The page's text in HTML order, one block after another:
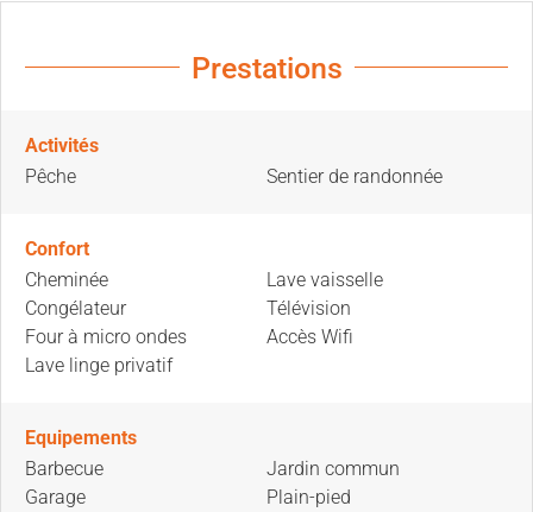
Prestations
Activités
Pêche
Sentier de randonnée
Confort
Cheminée
Congélateur
Four à micro ondes
Lave linge privatif
Lave vaisselle
Télévision
Accès Wifi
Equipements
Barbecue
Garage
Jardin commun
Plain-pied